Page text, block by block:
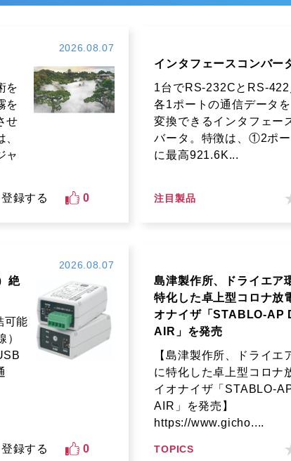
2026.08.07
を
を
せ
ャ
登録する 0
インタフェースコンバー
1台でRS-232CとRS-
各1ポートの通信データ
変換できるインタフェー
バータ。特徴は、①2ポ
に最高921.6K...
注目製品
2026.08.07
絶
可能
）
登録する 0
島津製作所、ドライエア
特化した卓上型コロナ放
オナイザ「STABLO-AP
AIR」を発売
【島津製作所、ドライエ
に特化した卓上型コロナ
イオナイザ「STABLO-
AIR」を発売】
https://www.gicho....
TOPICS